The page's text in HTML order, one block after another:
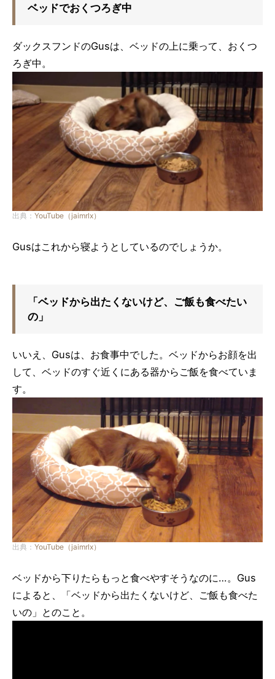
ベッドでおくつろぎ中
ダックスフンドのGusは、ベッドの上に乗って、おくつ
ろぎ中。
出典： YouTube（jaimrlx）
Gusはこれから寝ようとしているのでしょうか。
「ベッドから出たくないけど、ご飯も食べたい
の」
いいえ、Gusは、お食事中でした。ベッドからお顔を出
して、ベッドのすぐ近くにある器からご飯を食べていま
す。
出典： YouTube（jaimrlx）
ベッドから下りたらもっと食べやすそうなのに…。Gus
によると、「ベッドから出たくないけど、ご飯も食べた
いの」とのこと。